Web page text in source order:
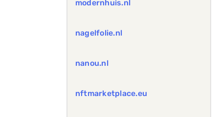
modernhuis.nl
nagelfolie.nl
nanou.nl
nftmarketplace.eu